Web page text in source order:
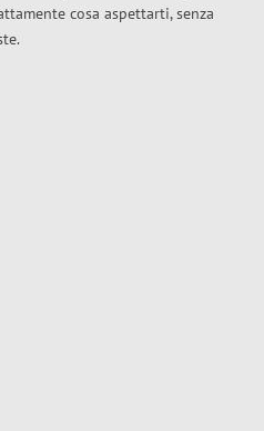
cosa aspettarti, senza